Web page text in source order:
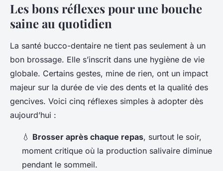
Les bons réflexes pour une bouche
saine au quotidien
La santé bucco-dentaire ne tient pas seulement à un
bon brossage. Elle s’inscrit dans une hygiène de vie
globale. Certains gestes, mine de rien, ont un impact
majeur sur la durée de vie des dents et la qualité des
gencives. Voici cinq réflexes simples à adopter dès
aujourd’hui :
💧 Brosser après chaque repas, surtout le soir,
moment critique où la production salivaire diminue
pendant le sommeil.